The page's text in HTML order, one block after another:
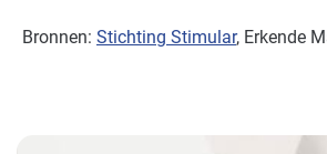
Bronnen: Stichting Stimular, Erkende